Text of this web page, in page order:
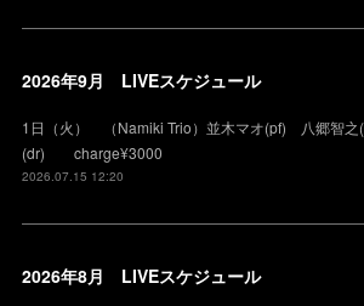
2026年9月 LIVEスケジュール
1日（火） （Namiki Trio）並木マオ(pf) 八郷智
(dr) charge¥3000
2026.07.15 12:20
2026年8月 LIVEスケジュール